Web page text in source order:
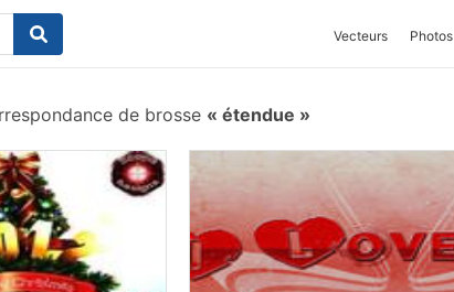
Vecteurs Photos
de brosse étendue